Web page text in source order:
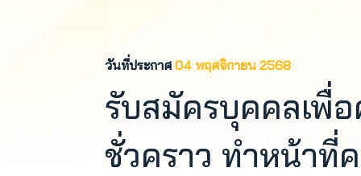
วันที่ประกาศ 04 พฤศจิกายน 2568
รับสมัครบุคคลเพื่อ
ชั่วคราว ทำหน้าที่